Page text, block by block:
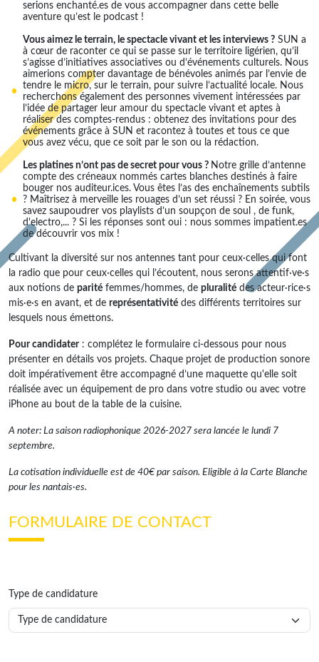
serions enchanté.es de vous accompagner dans cette belle
aventure qu’est le podcast !
Vous aimez le terrain, le spectacle vivant et les interviews ? SUN a
à cœur de raconter ce qui se passe sur le territoire ligérien, qu’il
s’agisse d’initiatives associatives ou d’événements culturels. Nous
aimerions compter davantage de bénévoles animés par l’envie de
tendre le micro, sur le terrain, pour suivre l’actualité locale. Nous
recherchons également des personnes vivement intéressées par
l’idée de partager leur amour du spectacle vivant et aptes à
réaliser des comptes-rendus : obtenez des invitations pour des
événements grâce à SUN et racontez à toutes et tous ce que
vous avez vécu, que ce soit par le son ou la rédaction.
Les platines n’ont pas de secret pour vous ? Notre grille d’antenne
compte des créneaux nommés cartes blanches destinés à faire
bouger nos auditeur.ices. Vous êtes l’as des enchaînements subtils
? Maîtrisez à merveille les rouages d’un set réussi ? En soirée, vous
savez saupoudrer vos playlists d’un soupçon de soul , de funk,
d'electro,... ? Si les réponses sont oui : nous sommes impatient.es
de découvrir vos mix !
Cultivant la diversité sur nos antennes tant pour ceux·celles qui font
la radio que pour ceux·celles qui l’écoutent, nous serons attentif·ve·s
aux notions de parité femmes/hommes, de pluralité des acteur·rice·s
mis·e·s en avant, et de représentativité des différents territoires sur
lesquels nous émettons.
Pour candidater: complétez le formulaire ci-dessous pour nous
présenter en détails vos projets. Chaque projet de production sonore
doit impérativement être accompagné d’une maquette qu'elle soit
réalisée avec un équipement de pro dans votre studio ou avec votre
iPhone au bout de la table de la cuisine.
A noter: La saison radiophonique 2026-2027 sera lancée le lundi 7
septembre.
La cotisation individuelle est de 40€ par saison. Eligible à la Carte Blanche
pour les nantais·es.
FORMULAIRE DE CONTACT
Type de candidature